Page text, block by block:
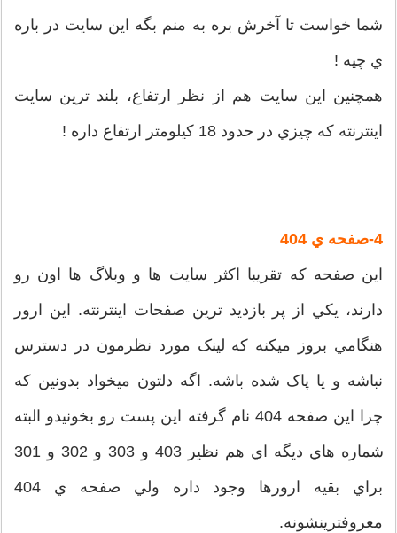
شما خواست تا آخرش بره به منم بگه اين سايت در باره
ي چيه !
همچنين اين سايت هم از نظر ارتفاع، بلند ترين سايت
اينترنته که چيزي در حدود 18 کيلومتر ارتفاع داره !
4-صفحه ي
404
اين صفحه که تقريبا اکثر سايت ها و وبلاگ ها اون رو
دارند، يکي از پر بازديد ترين صفحات اينترنته. اين ارور
هنگامي بروز ميکنه که لينک مورد نظرمون در دسترس
نباشه و يا پاک شده باشه. اگه دلتون ميخواد بدونين که
چرا اين صفحه 404 نام گرفته اين پست رو بخونيدو البته
شماره هاي ديگه اي هم نظير 403 و 303 و 302 و 301
براي بقيه ارورها وجود داره ولي صفحه ي 404
معروفترينشونه.